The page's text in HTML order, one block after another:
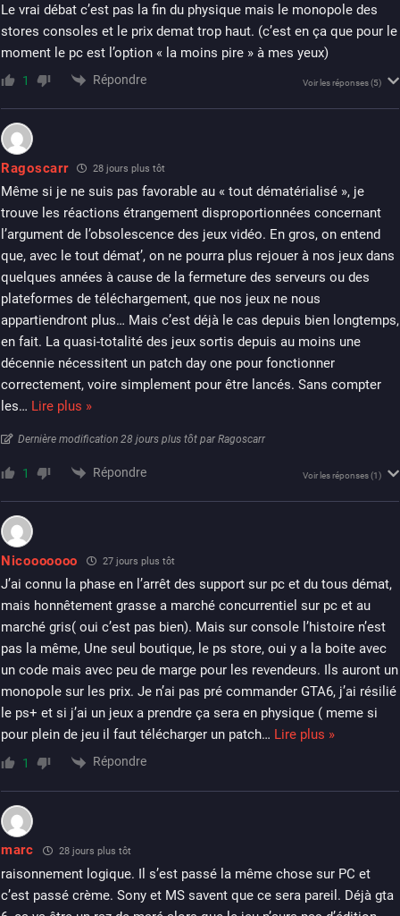
Le vrai débat c’est pas la fin du physique mais le monopole des
stores consoles et le prix demat trop haut. (c’est en ça que pour le
moment le pc est l’option « la moins pire » à mes yeux)
1 Répondre Voir les réponses(5)
Ragoscarr 28 jours plus tôt
Même si je ne suis pas favorable au « tout dématérialisé », je
trouve les réactions étrangement disproportionnées concernant
l’argument de l’obsolescence des jeux vidéo. En gros, on entend
que, avec le tout démat’, on ne pourra plus rejouer à nos jeux dans
quelques années à cause de la fermeture des serveurs ou des
plateformes de téléchargement, que nos jeux ne nous
appartiendront plus… Mais c’est déjà le cas depuis bien longtemps,
en fait. La quasi-totalité des jeux sortis depuis au moins une
décennie nécessitent un patch day one pour fonctionner
correctement, voire simplement pour être lancés. Sans compter
les… Lire plus »
Dernière modification 28 jours plus tôt par Ragoscarr
1 Répondre Voir les réponses(1)
Nicooooooo 27 jours plus tôt
J’ai connu la phase en l’arrêt des support sur pc et du tous démat,
mais honnêtement grasse a marché concurrentiel sur pc et au
marché gris( oui c’est pas bien). Mais sur console l’histoire n’est
pas la même, Une seul boutique, le ps store, oui y a la boite avec
un code mais avec peu de marge pour les revendeurs. Ils auront un
monopole sur les prix. Je n’ai pas pré commander GTA6, j’ai résilié
le ps+ et si j’ai un jeux a prendre ça sera en physique ( meme si
pour plein de jeu il faut télécharger un patch… Lire plus »
1 Répondre
marc 28 jours plus tôt
raisonnement logique. Il s’est passé la même chose sur PC et
c’est passé crème. Sony et MS savent que ce sera pareil. Déjà gta